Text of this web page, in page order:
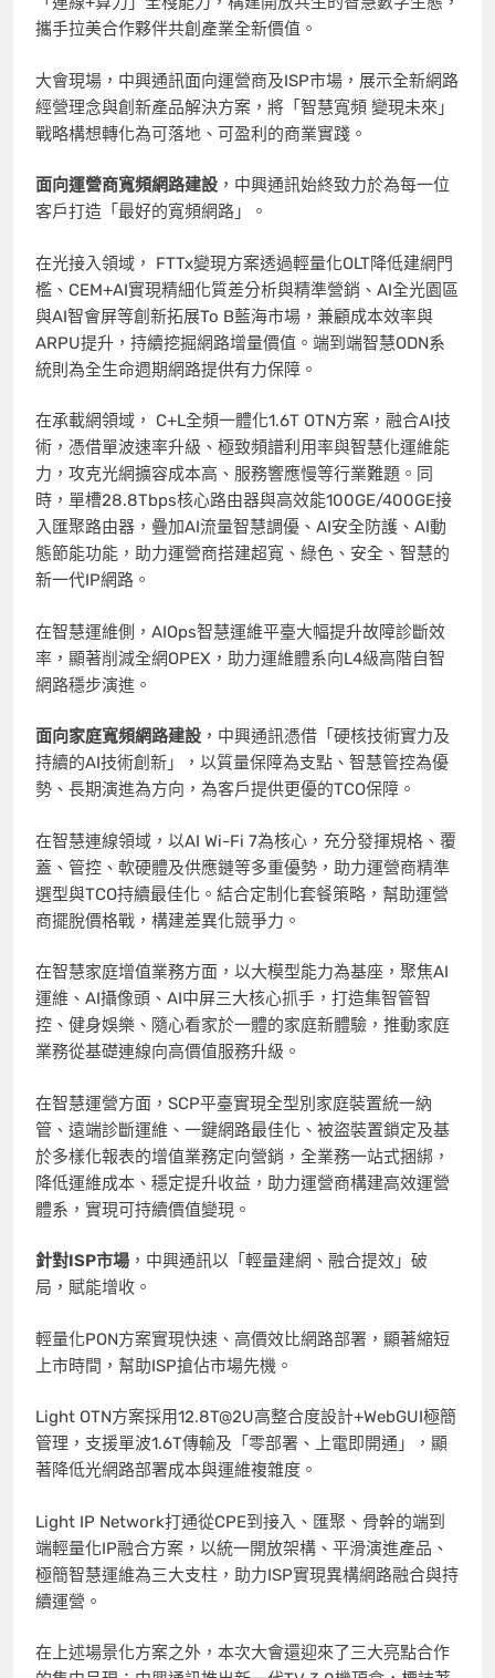
攜手拉美合作夥伴共創產業全新價值。
大會現場，中興通訊面向運營商及ISP市場，展示全新網路
經營理念與創新產品解決方案，將「智慧寬頻 變現未來」
戰略構想轉化為可落地、可盈利的商業實踐。
面向運營商寬頻網路建設 ，中興通訊始終致力於為每一位
客戶打造「最好的寬頻網路」。
在光接入領域， FTTx變現方案透過輕量化OLT降低建網門
檻、CEM+AI實現精細化質差分析與精準營銷、AI全光園區
與AI智會屏等創新拓展To B藍海市場，兼顧成本效率與
ARPU提升，持續挖掘網路增量價值。端到端智慧ODN系
統則為全生命週期網路提供有力保障。
在承載網領域， C+L全頻一體化1.6T OTN方案，融合AI技
術，憑借單波速率升級、極致頻譜利用率與智慧化運維能
力，攻克光網擴容成本高、服務響應慢等行業難題。同
時，單槽28.8Tbps核心路由器與高效能100GE/400GE接
入匯聚路由器，疊加AI流量智慧調優、AI安全防護、AI動
態節能功能，助力運營商搭建超寬、綠色、安全、智慧的
新一代IP網路。
在智慧運維側，AIOps智慧運維平臺大幅提升故障診斷效
率，顯著削減全網OPEX，助力運維體系向L4級高階自智
網路穩步演進。
面向家庭寬頻網路建設 ，中興通訊憑借「硬核技術實力及
持續的AI技術創新」，以質量保障為支點、智慧管控為優
勢、長期演進為方向，為客戶提供更優的TCO保障。
在智慧連線領域，以AI Wi-Fi 7為核心，充分發揮規格、覆
蓋、管控、軟硬體及供應鏈等多重優勢，助力運營商精準
選型與TCO持續最佳化。結合定制化套餐策略，幫助運營
商擺脫價格戰，構建差異化競爭力。
在智慧家庭增值業務方面，以大模型能力為基座，聚焦AI
運維、AI攝像頭、AI中屏三大核心抓手，打造集智管智
控、健身娛樂、隨心看家於一體的家庭新體驗，推動家庭
業務從基礎連線向高價值服務升級。
在智慧運營方面，SCP平臺實現全型別家庭裝置統一納
管、遠端診斷運維、一鍵網路最佳化、被盜裝置鎖定及基
於多樣化報表的增值業務定向營銷，全業務一站式捆綁，
降低運維成本、穩定提升收益，助力運營商構建高效運營
體系，實現可持續價值變現。
針對ISP市場 ，中興通訊以「輕量建網、融合提效」破
局，賦能增收。
輕量化PON方案實現快速、高價效比網路部署，顯著縮短
上市時間，幫助ISP搶佔市場先機。
Light OTN方案採用12.8T@2U高整合度設計+WebGUI極簡
管理，支援單波1.6T傳輸及「零部署、上電即開通」，顯
著降低光網路部署成本與運維複雜度。
Light IP Network打通從CPE到接入、匯聚、骨幹的端到
端輕量化IP融合方案，以統一開放架構、平滑演進產品、
極簡智慧運維為三大支柱，助力ISP實現異構網路融合與持
續運營。
在上述場景化方案之外，本次大會還迎來了三大亮點合作